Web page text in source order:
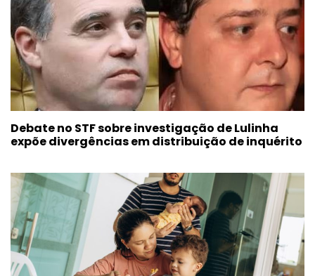
Debate no STF sobre investigação de Lulinha
expõe divergências em distribuição de inquérito